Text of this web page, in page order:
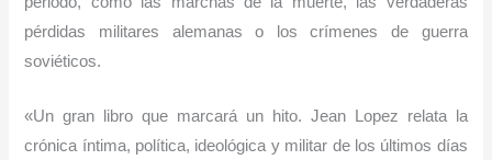
pérdidas militares alemanas o los crímenes de guerra
soviéticos.
«Un gran libro que marcará un hito. Jean Lopez relata la
crónica íntima, política, ideológica y militar de los últimos días